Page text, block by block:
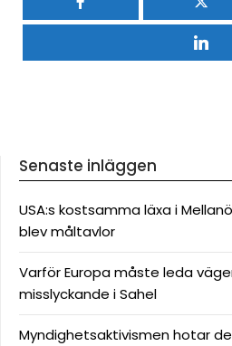
Senaste inläggen
USA:s kostsamma läxa i
blev måltavlor
Varför Europa måste leda
misslyckande i Sahel
Myndighetsaktivismen hotar